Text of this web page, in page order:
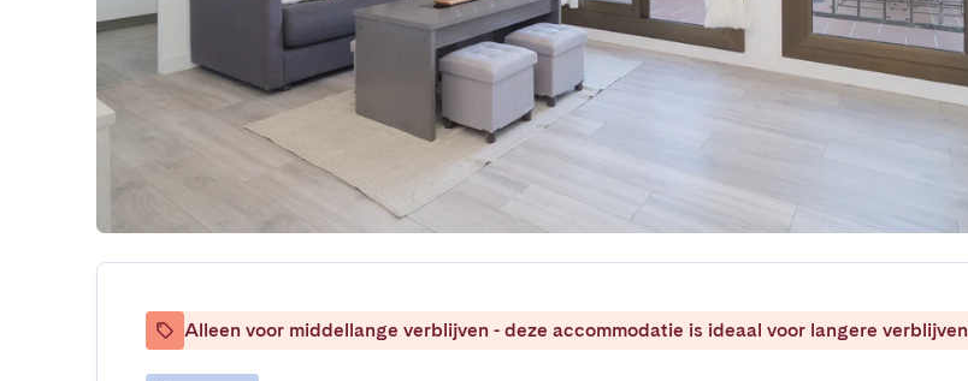
Alleen voor middellange verblijven - deze accommodatie is ideaal voor langere verblijven